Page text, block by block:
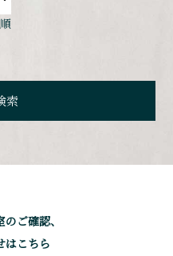
ご確認、
はこちら